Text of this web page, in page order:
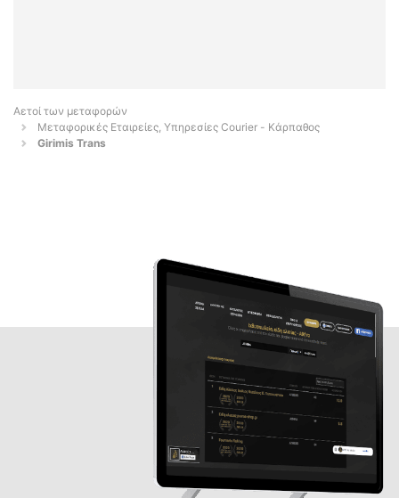
Αετοί των μεταφορών
Μεταφορικές Εταιρείες, Υπηρεσίες Courier - Κάρπαθος
Girimis Trans